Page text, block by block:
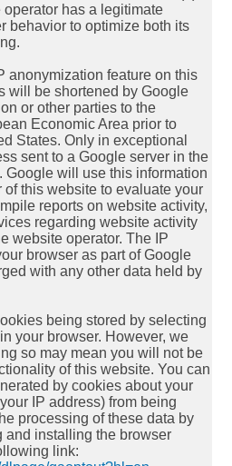
has a legitimate
behavior to optimize both its
anonymization feature on this
will be shortened by Google
or other parties to the
Economic Area prior to
States. Only in exceptional
sent to a Google server in the
Google will use this information
of this website to evaluate your
reports on website activity,
regarding website activity
website operator. The IP
browser as part of Google
with any other data held by
being stored by selecting
your browser. However, we
so may mean you will not be
of this website. You can
by cookies about your
IP address) from being
processing of these data by
and installing the browser
link: